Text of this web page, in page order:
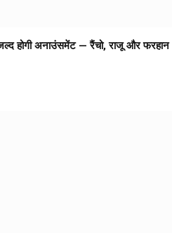
होगी अनाउंसमेंट — रैंचो, राजू और फरहान